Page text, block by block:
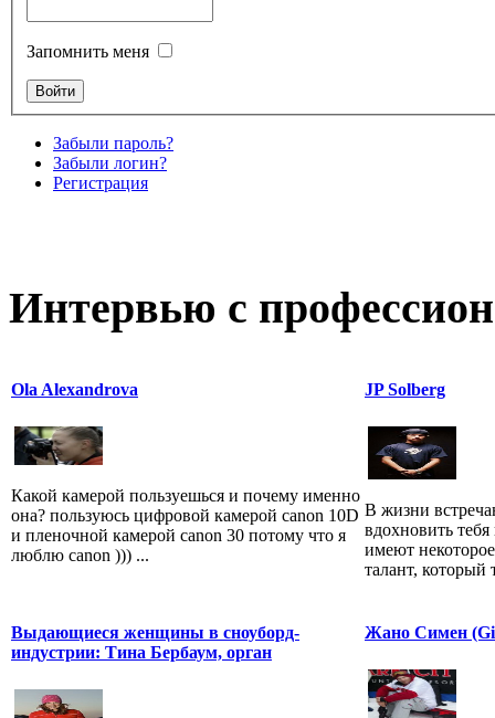
Запомнить меня
Забыли пароль?
Забыли логин?
Регистрация
Интервью с
Ola Alexandrova
Какой камерой пользуешься и почему именно
она? пользуюсь цифровой камерой canon 10D
и пленочной камерой canon 30 потому что я
люблю canon ))) ...
JP Solberg
В жизни
вдохновить
имеют
талант, который
Выдающиеся женщины в сноуборд-
индустрии: Тина Бербаум, орган
Жано Симен